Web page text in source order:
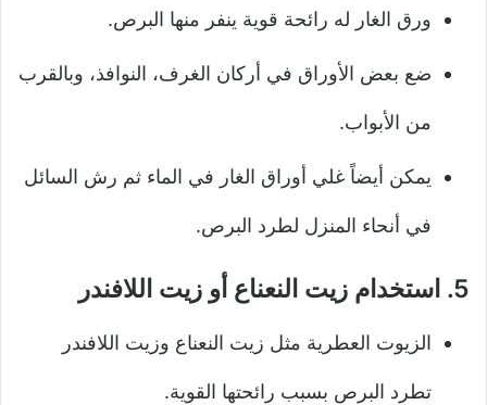
ورق الغار له رائحة قوية ينفر منها البرص.
ضع بعض الأوراق في أركان الغرف، النوافذ، وبالقرب
من الأبواب.
يمكن أيضاً غلي أوراق الغار في الماء ثم رش السائل
في أنحاء المنزل لطرد البرص.
5. استخدام زيت النعناع أو زيت اللافندر
الزيوت العطرية مثل زيت النعناع وزيت اللافندر
تطرد البرص بسبب رائحتها القوية.